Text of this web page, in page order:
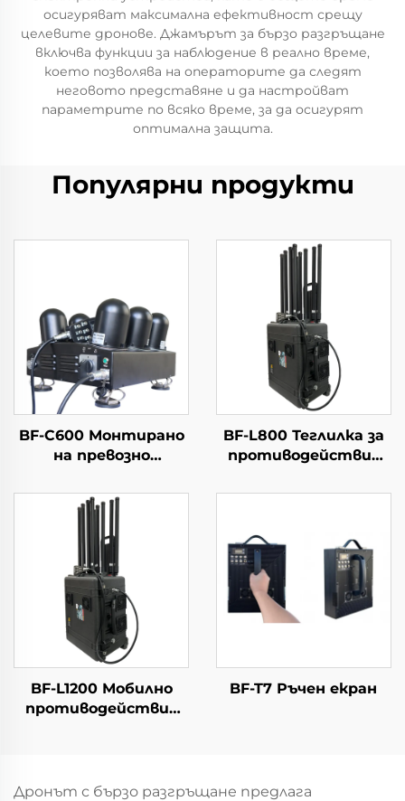
осигуряват максимална ефективност срещу
целевите дронове. Джамърът за бързо разгръщане
включва функции за наблюдение в реално време,
което позволява на операторите да следят
неговото представяне и да настройват
параметрите по всяко време, за да осигурят
оптимална защита.
Популярни продукти
BF-C600 Монтирано
на превозно
оборудване против
FPV и дронове
BF-L800 Теглилка за
противодействие
BF-L1200 Мобилно
противодействие
BF-T7 Ръчен екран
Дронът с бързо разгръщане предлага